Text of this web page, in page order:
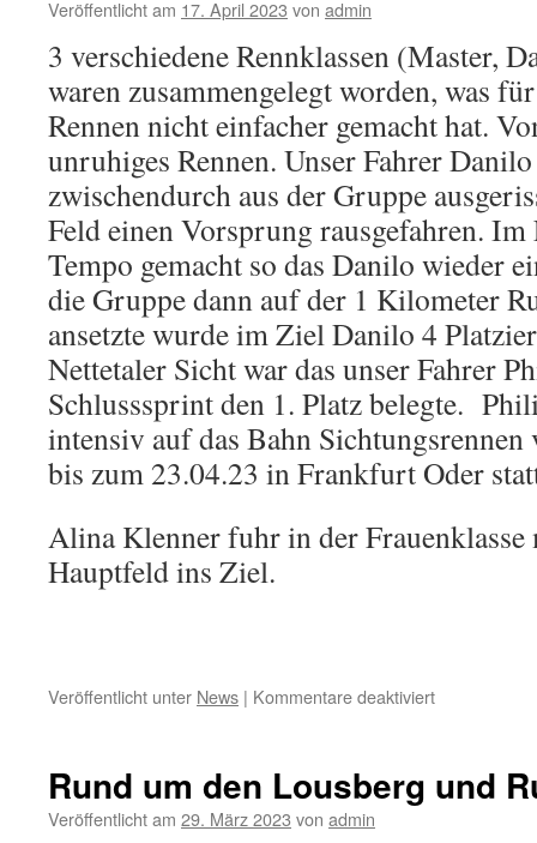
Veröffentlicht am 17. April 2023 von admin
3 verschiedene Rennklassen (Master,
waren zusammengelegt worden, was
Rennen nicht einfacher gemacht hat.
unruhiges Rennen. Unser Fahrer
zwischendurch aus der Gruppe
Feld einen Vorsprung rausgefahren.
Tempo gemacht so das Danilo wieder
die Gruppe dann auf der 1 Kilometer
ansetzte wurde im Ziel Danilo 4
Nettetaler Sicht war das unser Fahrer
Schlusssprint den 1. Platz belegte.
intensiv auf das Bahn
bis zum 23.04.23 in Frankfurt Oder
Alina Klenner fuhr in der
Hauptfeld ins Ziel.
Veröffentlicht unter News | Kommentare deaktiviert
am
Rund um den Lousberg und
Veröffentlicht am 29. März 2023 von admin